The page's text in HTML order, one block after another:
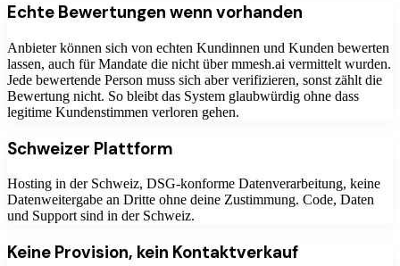
Echte Bewertungen wenn vorhanden
Anbieter können sich von echten Kundinnen und Kunden bewerten
lassen, auch für Mandate die nicht über mmesh.ai vermittelt wurden.
Jede bewertende Person muss sich aber verifizieren, sonst zählt die
Bewertung nicht. So bleibt das System glaubwürdig ohne dass
legitime Kundenstimmen verloren gehen.
Schweizer Plattform
Hosting in der Schweiz, DSG-konforme Datenverarbeitung, keine
Datenweitergabe an Dritte ohne deine Zustimmung. Code, Daten
und Support sind in der Schweiz.
Keine Provision, kein Kontaktverkauf